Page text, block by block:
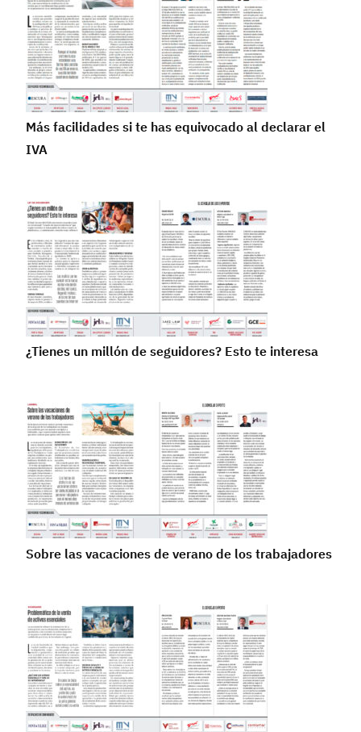
Más facilidades si te has equivocado al declarar el
IVA
¿Tienes un millón de seguidores? Esto te interesa
Sobre las vacaciones de verano de los trabajadores